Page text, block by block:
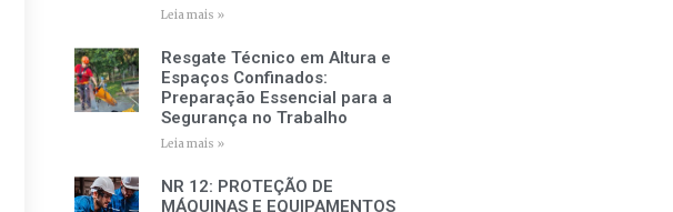
Leia mais »
Resgate Técnico em Altura e
Espaços Confinados:
Preparação Essencial para a
Segurança no Trabalho
Leia mais »
NR 12: PROTEÇÃO DE
MÁQUINAS E EQUIPAMENTOS